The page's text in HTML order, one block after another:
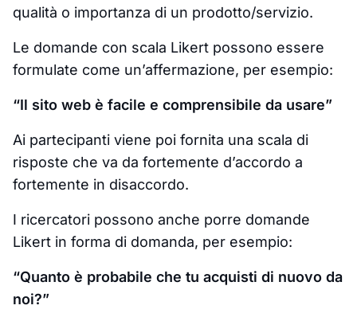
qualità o importanza di un prodotto/servizio.
Le domande con scala Likert possono essere
formulate come un’affermazione, per esempio:
“Il sito web è facile e comprensibile da usare”
Ai partecipanti viene poi fornita una scala di
risposte che va da fortemente d’accordo a
fortemente in disaccordo.
I ricercatori possono anche porre domande
Likert in forma di domanda, per esempio:
“Quanto è probabile che tu acquisti di nuovo da
noi?”